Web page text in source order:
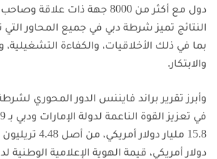
دول مع أكثر من 8000 جهة ذات
النتائج تميز شرطة دبي في جميع المحاور التي
بما في ذلك الأخلاقيات، والكفاءة التشغيلية،
والابتكار.
وأبرز تقرير براند فايننس الدور المحوري
دولار أمريكي، قيمة الهوية الإعلامية الوطنية